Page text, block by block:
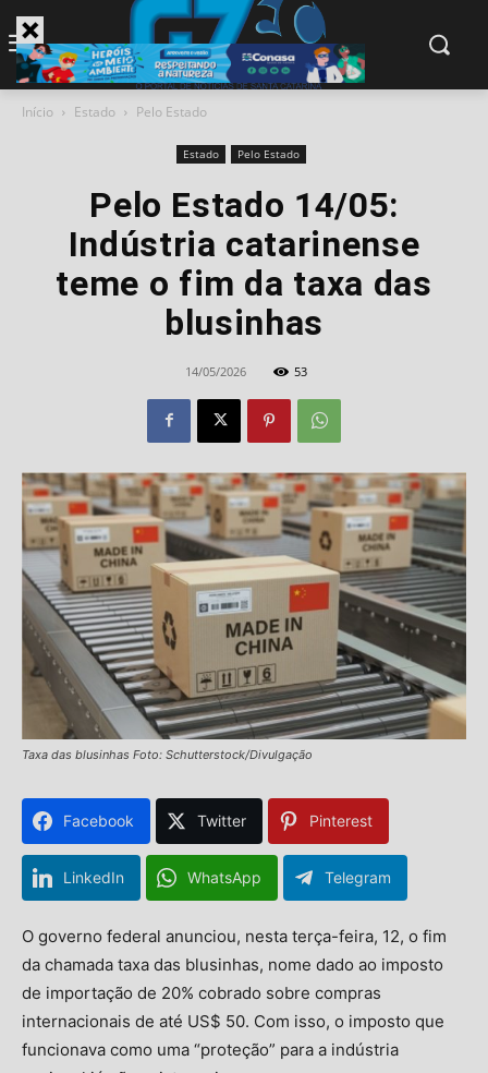
Início Estado Pelo Estado
Estado Pelo Estado
Pelo Estado 14/05:
Indústria catarinense
teme o fim da taxa das
blusinhas
14/05/2026 53
Taxa das blusinhas Foto: Schutterstock/Divulgação
Facebook Twitter Pinterest
LinkedIn WhatsApp Telegram
O governo federal anunciou, nesta terça-feira, 12, o fim
da chamada taxa das blusinhas, nome dado ao imposto
de importação de 20% cobrado sobre compras
internacionais de até US$ 50. Com isso, o imposto que
funcionava como uma “proteção” para a indústria
modal-check